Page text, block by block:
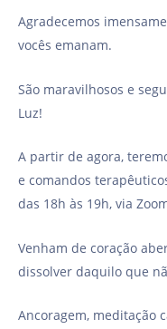
Agradecemos
vocês emanam.
São maravilhosos e
Luz!
A partir de agora,
e comandos
das 18h às 19h, via
Venham de coração
dissolver daquilo que
Ancoragem, meditação